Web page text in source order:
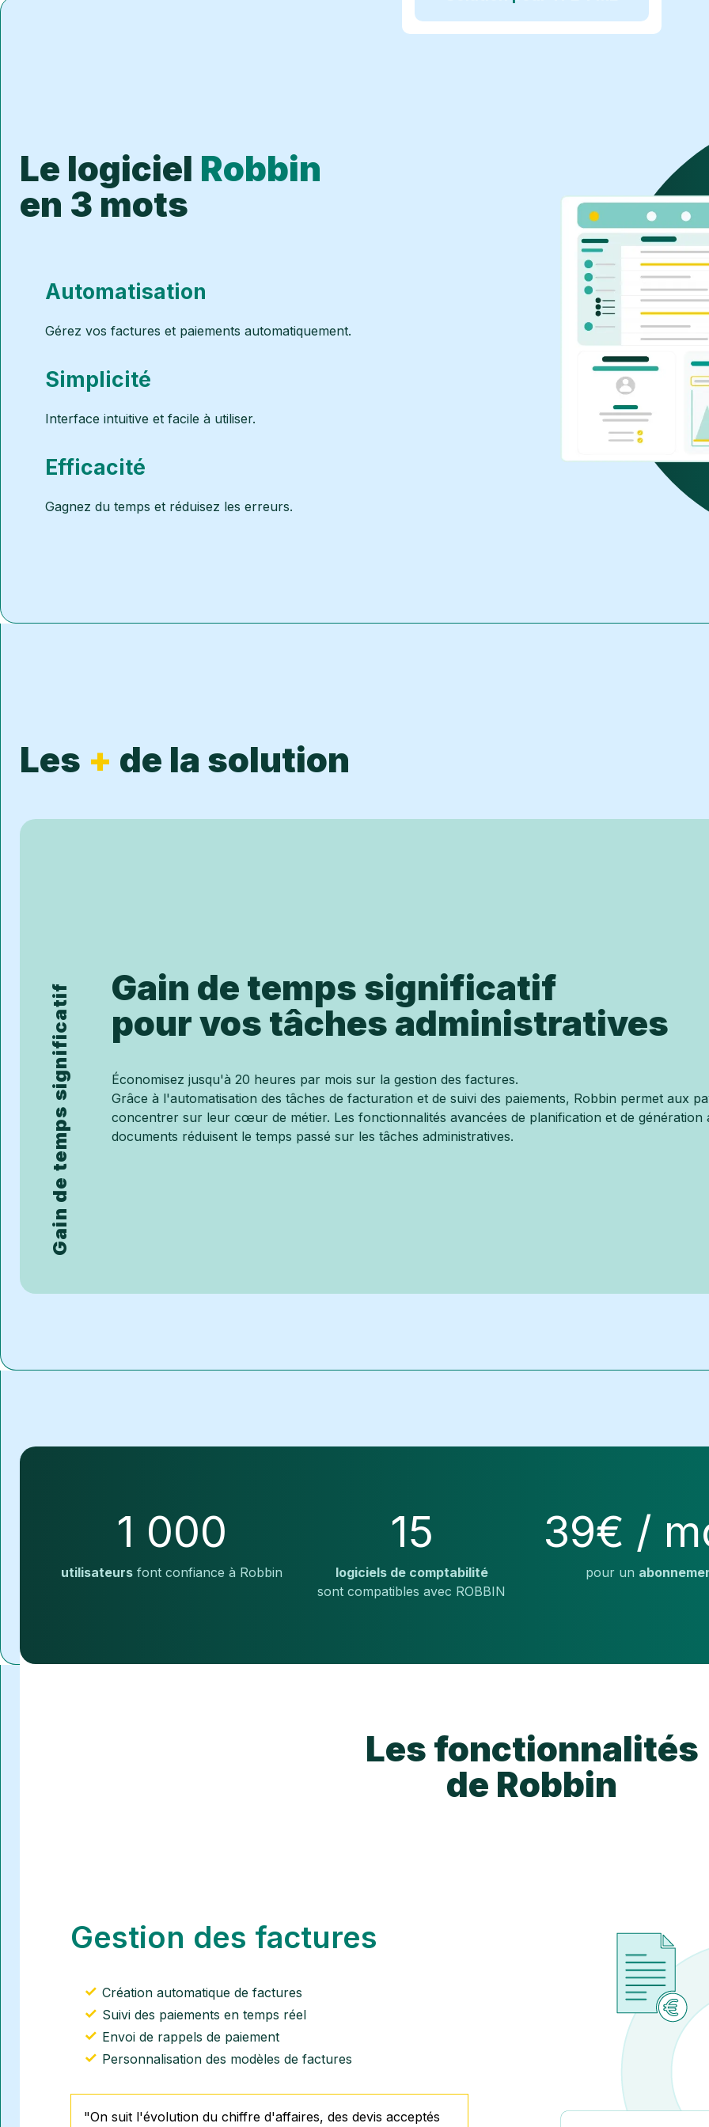
Le logiciel Robbin
en 3 mots
Automatisation
Gérez vos factures et paiements automatiquement.
Simplicité
Interface intuitive et facile à utiliser.
Efficacité
Gagnez du temps et réduisez les erreurs.
Les + de la solution
Gain de temps significatif
Gain de temps significatif
pour vos tâches administratives
Économisez jusqu'à 20 heures par mois sur la gestion des factures.
Grâce à l'automatisation des tâches de facturation et de suivi des paiements, Robbin permet aux
concentrer sur leur cœur de métier. Les fonctionnalités avancées de planification et de génération
documents réduisent le temps passé sur les tâches administratives.
1 000
utilisateursfont confiance à Robbin
15
logiciels de comptabilité
sont compatibles avec ROBBIN
39€ /
pour un
Les fonctionnalités
de Robbin
Gestion des factures
Création automatique de factures
Suivi des paiements en temps réel
Envoi de rappels de paiement
Personnalisation des modèles de factures
"On suit l'évolution du chiffre d'affaires, des devis acceptés